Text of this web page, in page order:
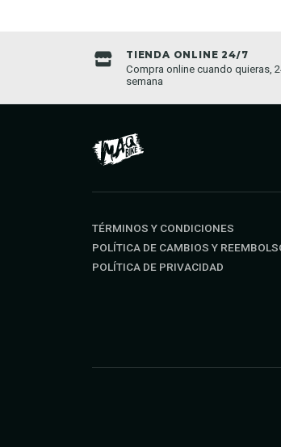
TIENDA ONLINE 24/7
Compra online cuando quieras,
semana
TÉRMINOS Y CONDICIONES
POLÍTICA DE CAMBIOS Y
POLÍTICA DE PRIVACIDAD